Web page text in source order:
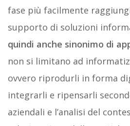
fase più facilmente
supporto di soluzioni
quindi anche sinonimo di
non si limitano ad
ovvero riprodurli in forma
integrarli e ripensarli
aziendali e l’analisi del